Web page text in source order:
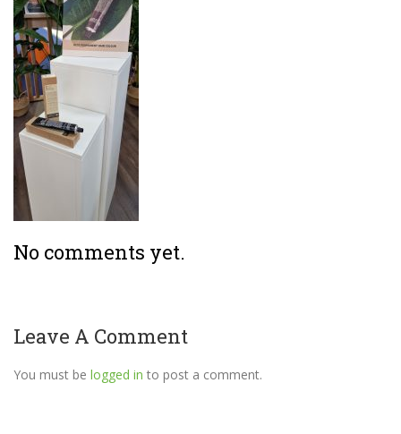
No comments yet.
Leave A Comment
You must be logged in to post a comment.